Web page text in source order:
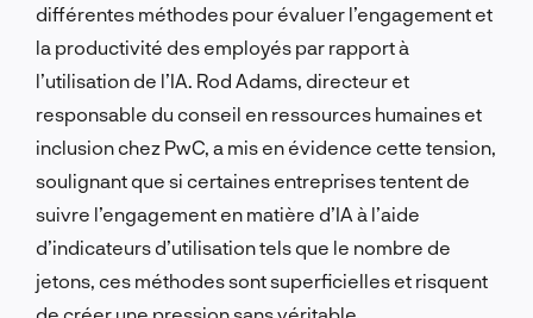
différentes méthodes pour évaluer l’engagement et
la productivité des employés par rapport à
l’utilisation de l’IA. Rod Adams, directeur et
responsable du conseil en ressources humaines et
inclusion chez PwC, a mis en évidence cette tension,
soulignant que si certaines entreprises tentent de
suivre l’engagement en matière d’IA à l’aide
d’indicateurs d’utilisation tels que le nombre de
jetons, ces méthodes sont superficielles et risquent
de créer une pression sans véritable